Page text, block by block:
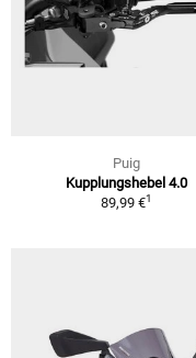
Puig
Kupplungshebel 4.0
89,99 €1